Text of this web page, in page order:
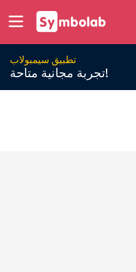
تطبيق سيمبولاب
تجربة مجانية متاحة!